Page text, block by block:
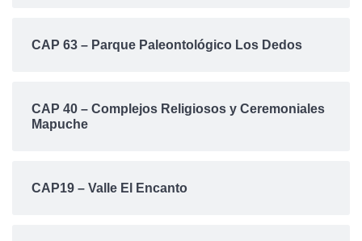
CAP 63 – Parque Paleontológico Los Dedos
CAP 40 – Complejos Religiosos y Ceremoniales
Mapuche
CAP19 – Valle El Encanto